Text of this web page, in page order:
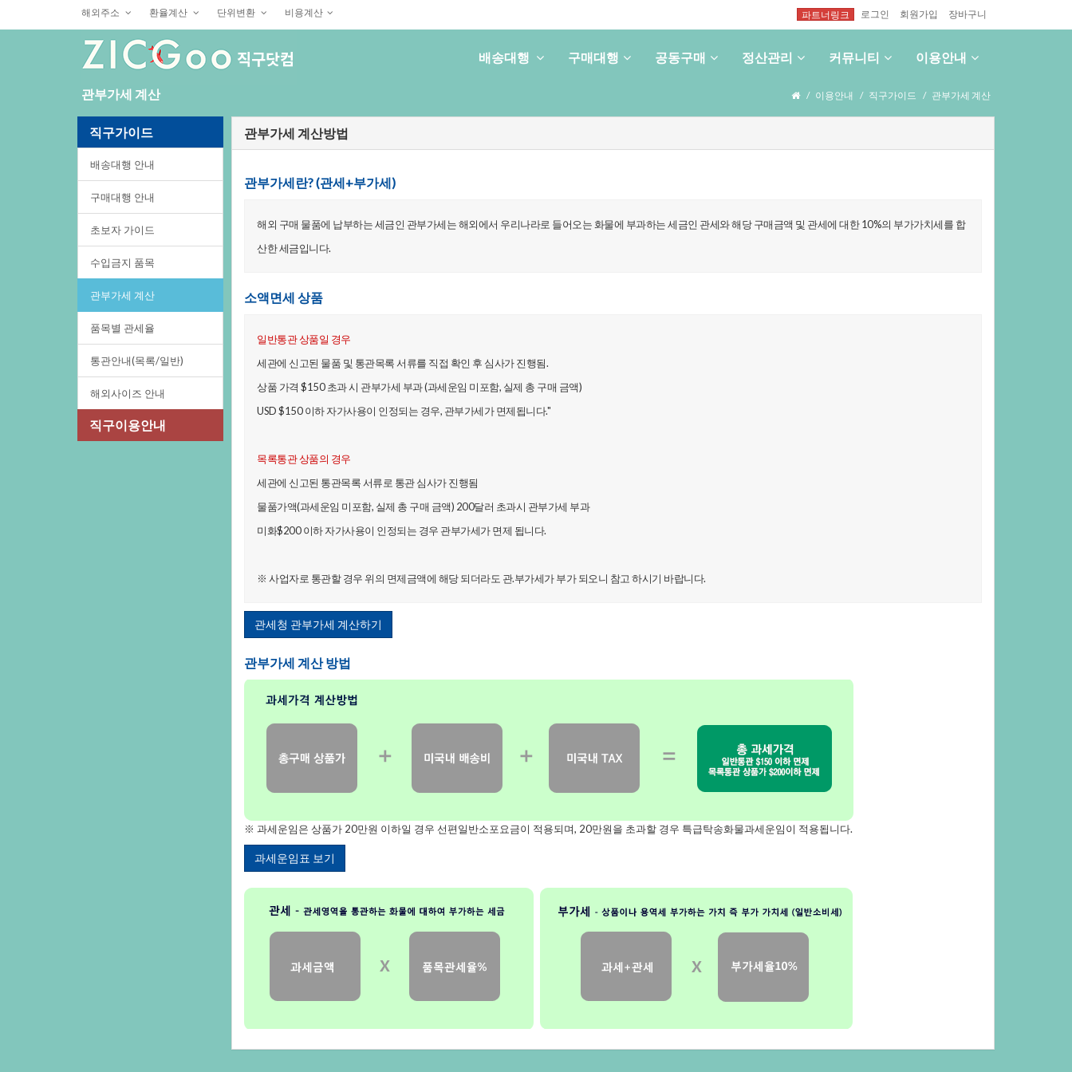
해외주소 환율계산 단위변환 비용계산 파트너링크 로그인 회원가입 장바구니
배송대행 구매대행 공동구매 정산관리 커뮤니티 이용안내
관부가세계산 이용안내 직구가이드 관부가세계산
직구가이드
배송대행안내
구매대행안내
초보자가이드
수입금지품목
관부가세계산
품목별관세율
통관안내(목록/일반)
해외사이즈안내
직구이용안내
관부가세계산방법
관부가세란?(관세+부가세)
해외구매물품에납부하는세금인관부가세는해외에서우리나라로들어오는화물에부과하는세금인관세와해당구매금액및관세에대한10%의부가가치세를합
산한세금입니다.
소액면세상품
일반통관상품일경우
세관에신고된물품및통관목록서류를직접확인후심사가진행됨.
상품가격$150초과시관부가세부과(과세운임미포함,실제총구매금액)
USD$150이하자가사용이인정되는경우,관부가세가면제됩니다."
목록통관상품의경우
세관에신고된통관목록서류로통관심사가진행됨
물품가액(과세운임미포함,실제총구매금액)200달러초과시관부가세부과
미화$200이하자가사용이인정되는경우관부가세가면제됩니다.
※사업자로통관할경우위의면제금액에해당되더라도관.부가세가부가되오니참고하시기바랍니다.
관세청관부가세계산하기
관부가세계산방법
※과세운임은상품가20만원이하일경우선편일반소포요금이적용되며,20만원을초과할경우특급탁송화물과세운임이적용됩니다.
과세운임표보기